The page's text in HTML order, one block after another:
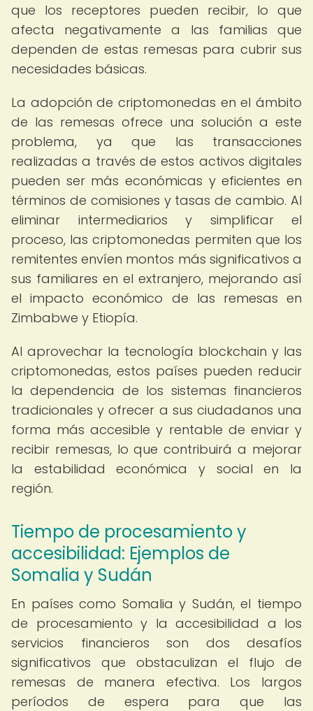
que los receptores pueden recibir, lo que
afecta negativamente a las familias que
dependen de estas remesas para cubrir sus
necesidades básicas.
La adopción de criptomonedas en el ámbito
de las remesas ofrece una solución a este
problema, ya que las transacciones
realizadas a través de estos activos digitales
pueden ser más económicas y eficientes en
términos de comisiones y tasas de cambio. Al
eliminar intermediarios y simplificar el
proceso, las criptomonedas permiten que los
remitentes envíen montos más significativos a
sus familiares en el extranjero, mejorando así
el impacto económico de las remesas en
Zimbabwe y Etiopía.
Al aprovechar la tecnología blockchain y las
criptomonedas, estos países pueden reducir
la dependencia de los sistemas financieros
tradicionales y ofrecer a sus ciudadanos una
forma más accesible y rentable de enviar y
recibir remesas, lo que contribuirá a mejorar
la estabilidad económica y social en la
región.
Tiempo de procesamiento y
accesibilidad: Ejemplos de
Somalia y Sudán
En países como Somalia y Sudán, el tiempo
de procesamiento y la accesibilidad a los
servicios financieros son dos desafíos
significativos que obstaculizan el flujo de
remesas de manera efectiva. Los largos
períodos de espera para que las